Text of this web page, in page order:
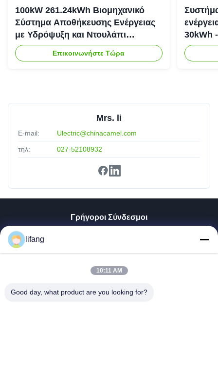
100kW 261.24kWh Βιομηχανικό
Σύστημα Αποθήκευσης Ενέργειας
με Υδρόψυξη και Ντουλάπι
Αποθήκευσης Ενέργειας IP54
Επικοινωνήστε Τώρα
30kWh
Mrs. li
E-mail: Ulectric@chinacamel.com
τηλ: 027-52108932
Γρήγοροι Σύνδεσμοι
Γύρος Εργοστασίων
Επαφή
lifang
10:11 AM
Good day, what product are you looking for?